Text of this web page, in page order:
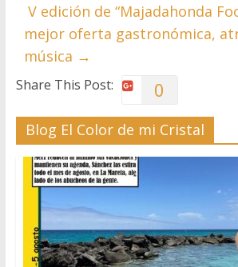
V edición de “Majadahonda
mejor oferta gastronómica,
música →
Share This Post: 0
Blog El Color de mi Cristal